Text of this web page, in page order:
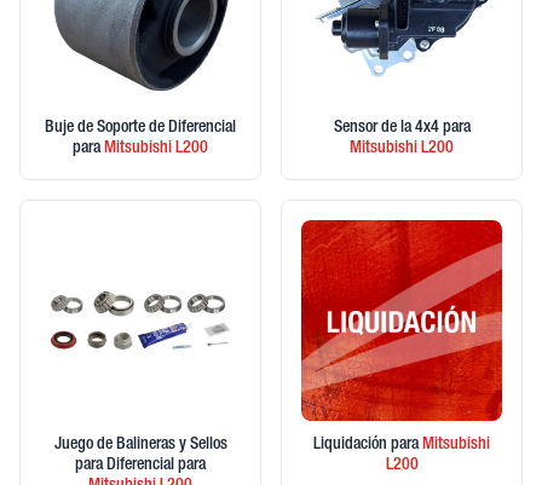
Buje de Soporte de Diferencial
paraMitsubishi L200
Sensor de la 4x4 para
Mitsubishi L200
Juego de Balineras y Sellos
para Diferencial para
Liquidación paraMitsubishi
L200